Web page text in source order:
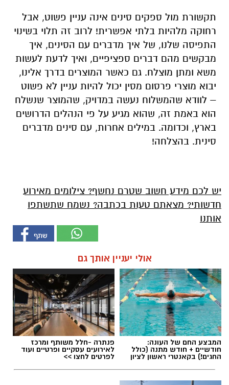
תקשורת מול ספקים סינים אינה עניין פשוט, אבל
רחוקה מלהיות בלתי אפשרית! לרוב זה תלוי בשינוי
התפיסה שלנו, של איך מדברים עם הסינים, איך
מבקשים מהם דברים ספציפיים, ואיך לדעת לעשות
משא ומתן מוצלח. גם כאשר המוצרים בדרך אלינו,
יבוא מוצרי פרסום מסין יכול להיות עניין לא פשוט
– לוודא שהמשלוח נעשה במדויק, שהמוצר שנשלח
הוא באמת זה, שהוא מגיע על פי הנהלים הדרושים
בארץ, וכדומה. במילים אחרות, עם סינים מדברים
סינית. בהצלחה!
יש לכם מידע חשוב שטרם נחשף? צילומים מאירוע
חדשותי? מצאתם טעות בכתבה? נשמח שתשתפו
אותנו
אולי יעניין אותך גם
המבצע החם של העונה:
חודשיים + חודש מתנה (כולל
החגים!) בקאנטרי ראשון לציון
פנתרה -חלל משותף ומרכז
לאירועים עסקיים ופרטיים ועוד
לפרטים לחצו >>